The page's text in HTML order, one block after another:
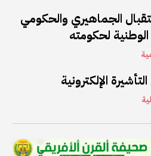
الجماهيري والحكومي
لحكومته
الإلكترونية